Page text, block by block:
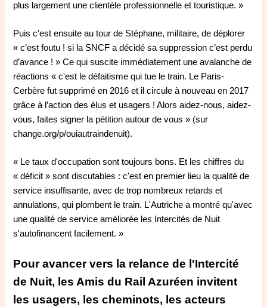
plus largement une clientèle professionnelle et touristique. »
Puis c'est ensuite au tour de Stéphane, militaire, de déplorer
« c’est foutu ! si la SNCF a décidé sa suppression c’est perdu
d’avance ! » Ce qui suscite immédiatement une avalanche de
réactions « c'est le défaitisme qui tue le train. Le Paris-
Cerbère fut supprimé en 2016 et il circule à nouveau en 2017
grâce à l’action des élus et usagers ! Alors aidez-nous, aidez-
vous, faites signer la pétition autour de vous » (sur
change.org/p/ouiautraindenuit).
« Le taux d'occupation sont toujours bons. Et les chiffres du
« déficit » sont discutables : c'est en premier lieu la qualité de
service insuffisante, avec de trop nombreux retards et
annulations, qui plombent le train. L'Autriche a montré qu'avec
une qualité de service améliorée les Intercités de Nuit
s'autofinancent facilement. »
Pour avancer vers la relance de l'Intercité
de Nuit, les Amis du Rail Azuréen invitent
les usagers, les cheminots, les acteurs